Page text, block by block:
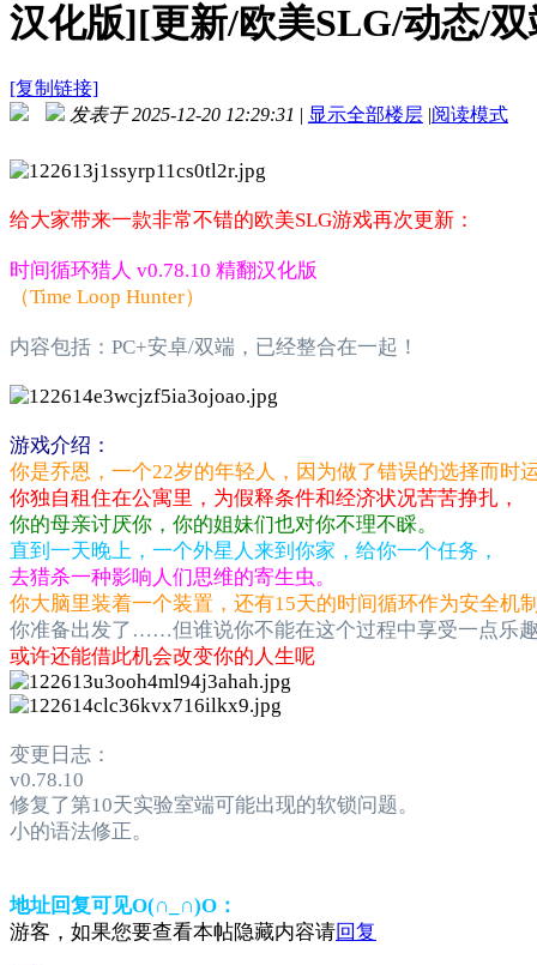
汉化版][更新/欧美SLG/动态/
[复制链接]
发表于 2025-12-20 12:29:31 | 显示全部楼层 |阅读模式
给大家带来一款非常不错的欧美SLG游戏再次更新：
时间循环猎人 v0.78.10 精翻汉化版
（Time Loop Hunter）
内容包括：PC+安卓/双端，已经整合在一起！
游戏介绍：
你是乔恩，一个22岁的年轻人，因为做了错误的选择而时
你独自租住在公寓里，为假释条件和经济状况苦苦挣扎，
你的母亲讨厌你，你的姐妹们也对你不理不睬。
直到一天晚上，一个外星人来到你家，给你一个任务，
去猎杀一种影响人们思维的寄生虫。
你大脑里装着一个装置，还有15天的时间循环作为安全机
你准备出发了……但谁说你不能在这个过程中享受一点乐
或许还能借此机会改变你的人生呢
变更日志：
v0.78.10
修复了第10天实验室端可能出现的软锁问题。
小的语法修正。
地址回复可见O(∩_∩)O：
游客，如果您要查看本帖隐藏内容请回复